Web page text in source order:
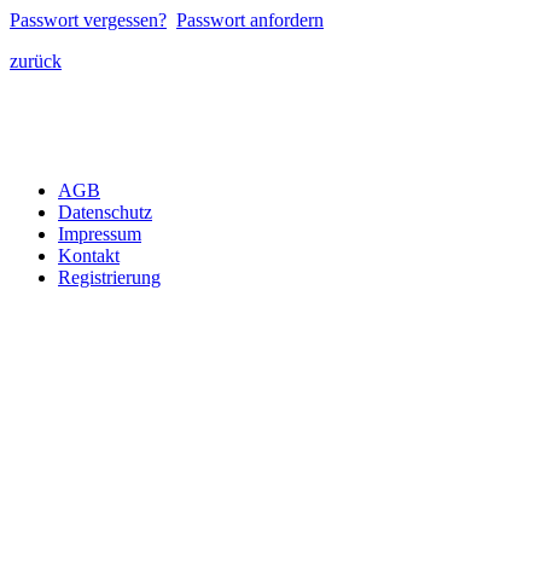
Passwort vergessen? Passwort anfordern
zurück
AGB
Datenschutz
Impressum
Kontakt
Registrierung